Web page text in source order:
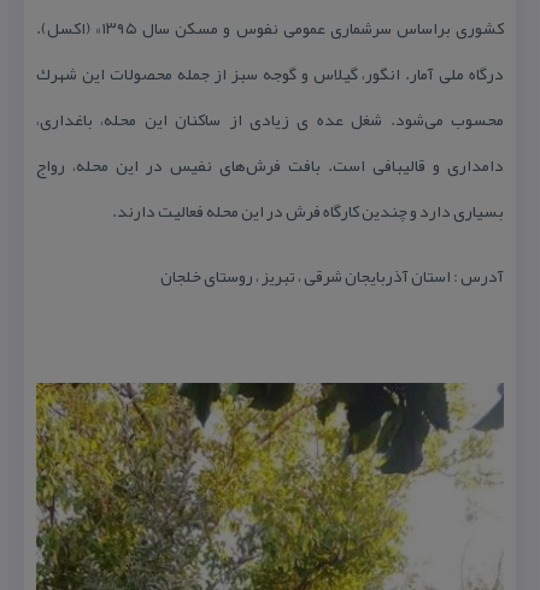
كشوری براساس سرشماری عمومی نفوس و مسكن سال ۱۳۹۵» (اكسل).
درگاه ملی آمار. انگور، گیلاس و گوجه سبز از جمله محصولات این شهرك
محسوب می‌شود. شغل عده ی زیادی از ساكنان این محله، باغداری،
دامداری و قالیبافی است. بافت فرش‌های نفیس در این محله، رواج
بسیاری دارد و چندین كارگاه فرش در این محله فعالیت دارند.
آدرس : استان آذربایجان شرقی ، تبریز ، روستای خلجان